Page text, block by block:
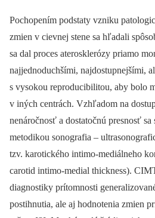
Pochopením podstaty vzniku
zmien v cievnej stene sa hľadali
sa dal proces aterosklerózy priamo
najjednoduchšími, najdostupnejšími,
s vysokou reproducibilitou, aby bolo
v iných centrách. Vzhľadom na
nenáročnosť a dostatočnú presnosť sa
metodikou sonografia –⁠
tzv. karotického intimo-mediálneho
carotid intimo-medial thickness).
diagnostiky prítomnosti
postihnutia, ale aj hodnotenia zmien